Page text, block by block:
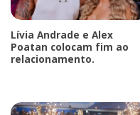
Lívia Andrade e Alex
Poatan colocam fim ao
relacionamento.